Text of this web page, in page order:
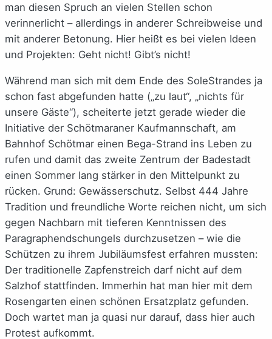
man diesen Spruch an vielen Stellen schon
verinnerlicht – allerdings in anderer Schreibweise und
mit anderer Betonung. Hier heißt es bei vielen Ideen
und Projekten: Geht nicht! Gibt’s nicht!
Während man sich mit dem Ende des SoleStrandes ja
schon fast abgefunden hatte („zu laut“, „nichts für
unsere Gäste“), scheiterte jetzt gerade wieder die
Initiative der Schötmaraner Kaufmannschaft, am
Bahnhof Schötmar einen Bega-Strand ins Leben zu
rufen und damit das zweite Zentrum der Badestadt
einen Sommer lang stärker in den Mittelpunkt zu
rücken. Grund: Gewässerschutz. Selbst 444 Jahre
Tradition und freundliche Worte reichen nicht, um sich
gegen Nachbarn mit tieferen Kenntnissen des
Paragraphendschungels durchzusetzen – wie die
Schützen zu ihrem Jubiläumsfest erfahren mussten:
Der traditionelle Zapfenstreich darf nicht auf dem
Salzhof stattfinden. Immerhin hat man hier mit dem
Rosengarten einen schönen Ersatzplatz gefunden.
Doch wartet man ja quasi nur darauf, dass hier auch
Protest aufkommt.